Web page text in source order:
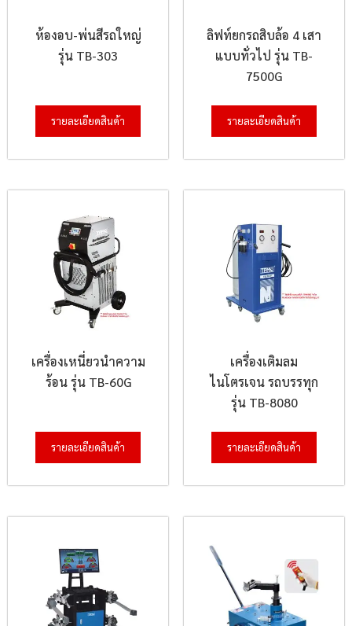
ห้องอบ-พ่นสีรถใหญ่
รุ่น TB-303
รายละเอียดสินค้า
ลิฟท์ยกรถสิบล้อ 4 เสา
แบบทั่วไป รุ่น TB-
7500G
รายละเอียดสินค้า
เครื่องเหนี่ยวนำความ
ร้อน รุ่น TB-60G
รายละเอียดสินค้า
เครื่องเติมลม
ไนโตรเจน รถบรรทุก
รุ่น TB-8080
รายละเอียดสินค้า